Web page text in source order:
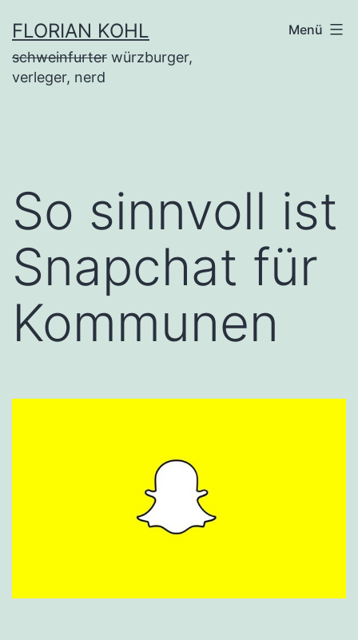
Inhalt
springen
FLORIAN KOHL
schweinfurter würzburger,
verleger, nerd
Menü
So sinnvoll ist
Snapchat für
Kommunen